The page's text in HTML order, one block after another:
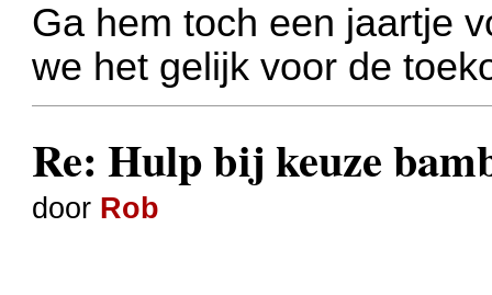
Ga hem toch een jaartje
we het gelijk voor de
Re: Hulp bij keuze
door Rob